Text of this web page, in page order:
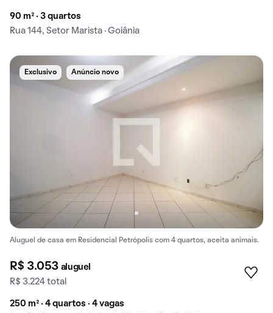
90 m² · 3 quartos
Rua 144, Setor Marista · Goiânia
Exclusivo Anúncio novo
Aluguel de casa em Residencial Petrópolis com 4 quartos, aceita animais.
R$ 3.053 aluguel
R$ 3.224 total
250 m² · 4 quartos · 4 vagas